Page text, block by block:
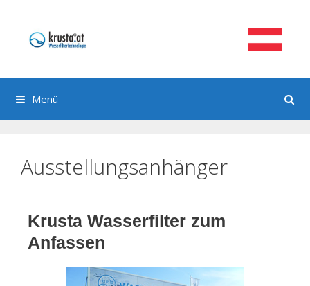
Menü
Ausstellungsanhänger
Krusta Wasserfilter zum
Anfassen